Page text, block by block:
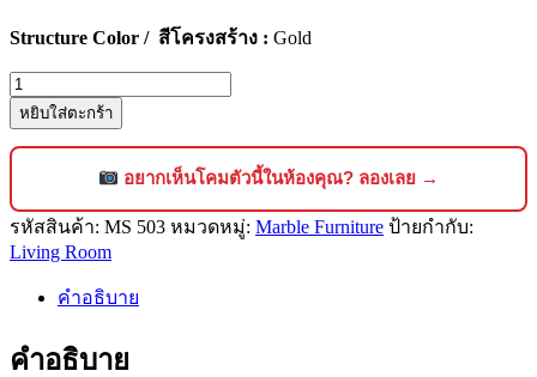
Structure Color / สีโครงสร้าง : Gold
จำนวน
โต๊ะ
กลาง
อ่อน
ดีไซน์
หรูหรา
สไตล์
เดิร์น
หยิบใส่ตะกร้า
อยากเห็นโคมตัวนี้ในห้องคุณ? ลองเลย →
รหัสสินค้า: MS 503 หมวดหมู่: Marble Furniture ป้ายกำกับ:
Living Room
คำอธิบาย
คำอธิบาย